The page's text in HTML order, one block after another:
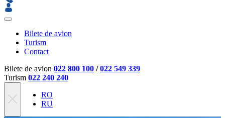
Bilete de avion
Turism
Contact
Bilete de avion 022 800 100 /022 549 339
Turism 022 240 240
RO
RU